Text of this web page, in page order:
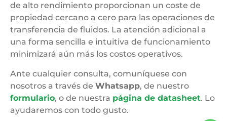
de alto rendimiento proporcionan un coste de
propiedad cercano a cero para las operaciones de
transferencia de fluidos. La atención adicional a
una forma sencilla e intuitiva de funcionamiento
minimizará aún más los costos operativos.
Ante cualquier consulta, comuníquese con
nosotros a través de Whatsapp, de nuestro
formulario, o de nuestra página de datasheet. Lo
ayudaremos con todo gusto.